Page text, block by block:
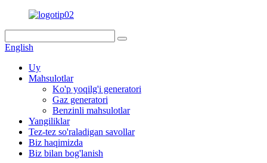
English
Uy
Mahsulotlar
Ko'p yoqilg'i generatori
Gaz generatori
Benzinli mahsulotlar
Yangiliklar
Tez-tez so'raladigan savollar
Biz haqimizda
Biz bilan bog'lanish